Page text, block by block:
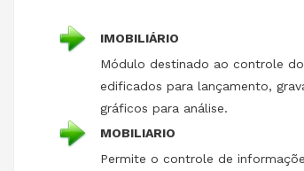
IMOBILIÁRIO
Módulo destinado ao controle
edificados para lançamento,
gráficos para análise.
MOBILIARIO
Permite o controle de